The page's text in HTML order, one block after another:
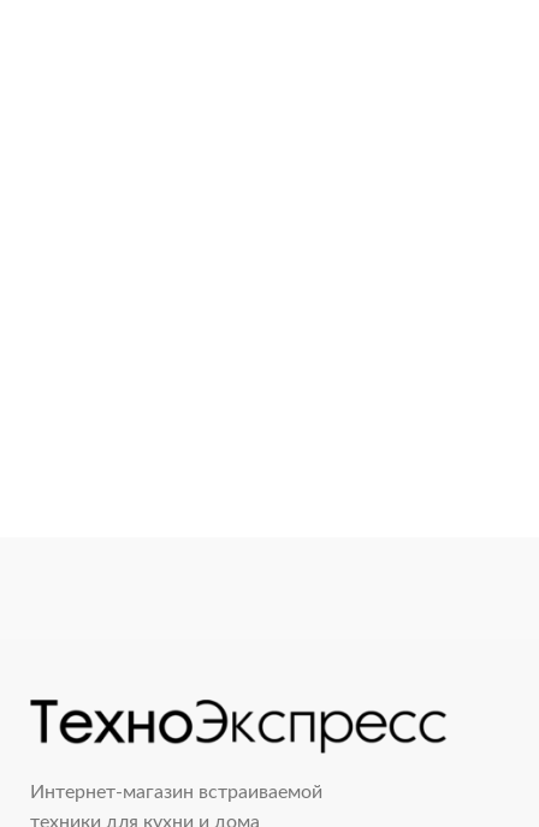
Интернет-магазин встраиваемой
техники для кухни и дома